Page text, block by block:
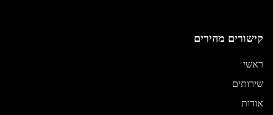
קישורים מהירים
ראשי
שירותים
אודות